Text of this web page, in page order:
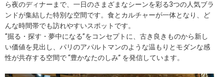
ら夜のディナーまで、一日のさまざまなシーンを彩る3つの人気ブラ
ンドが集結した特別な空間です。食とカルチャーが一体となり、ど
んな時間帯でも訪れやすいスポットです。
“掘る・探す・夢中になる”をコンセプトに、古き良きものから新し
い価値を見出し、パリのアパルトマンのような温もりとモダンな感
性が共存する空間で “豊かなたのしみ” を発信しています。